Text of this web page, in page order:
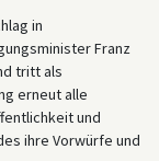
in
Franz
tritt als
erneut alle
und
ihre Vorwürfe und